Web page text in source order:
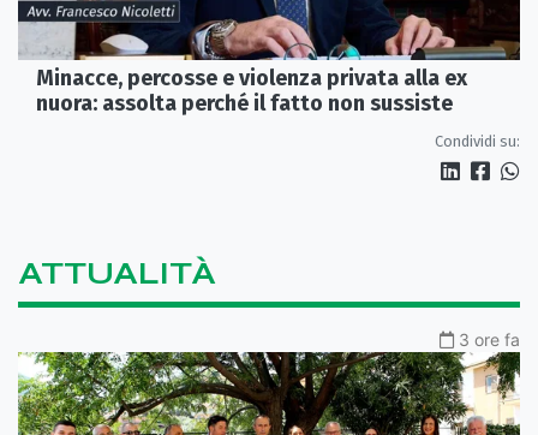
Minacce, percosse e violenza privata alla ex
nuora: assolta perché il fatto non sussiste
Condividi su:
ATTUALITÀ
3 ore fa